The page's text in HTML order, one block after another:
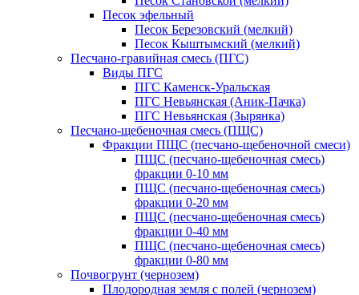
Песок эфельный
Песок Березовский (мелкий)
Песок Кыштымский (мелкий)
Песчано-гравийная смесь (ПГС)
Виды ПГС
ПГС Каменск-Уральская
ПГС Невьянская (Аник-Пачка)
ПГС Невьянская (Зырянка)
Песчано-щебеночная смесь (ПЩС)
Фракции ПЩС (песчано-щебеночной смеси)
ПЩС (песчано-щебеночная смесь)
фракции 0-10 мм
ПЩС (песчано-щебеночная смесь)
фракции 0-20 мм
ПЩС (песчано-щебеночная смесь)
фракции 0-40 мм
ПЩС (песчано-щебеночная смесь)
фракции 0-80 мм
Почвогрунт (чернозем)
Плодородная земля с полей (чернозем)